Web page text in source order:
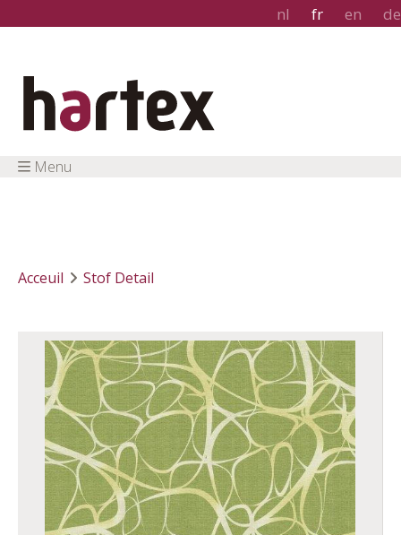
nl fr en de
Menu
Acceuil Stof Detail